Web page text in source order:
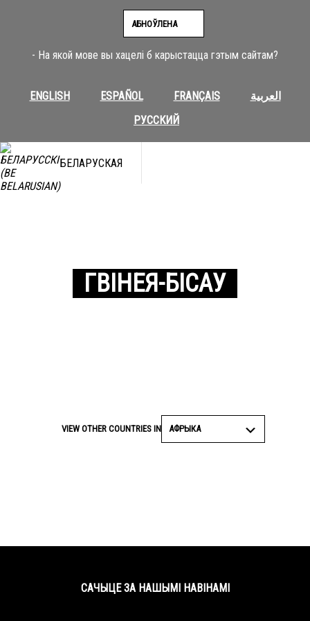
- На якой мове вы хацелі б карыстацца гэтым сайтам?
ENGLISH ESPAÑOL FRANÇAIS
العربية
РУССКИЙ
АБНОЎЛЕНА
БЕЛАРУСКАЯ
ГВІНЕЯ-БІСАУ
VIEW OTHER COUNTRIES IN АФРЫКА
САЧЫЦЕ ЗА НАШЫМІ НАВІНАМІ